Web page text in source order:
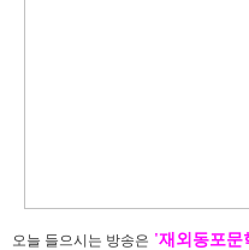
오늘 들으시는 방송은 '재외동포문